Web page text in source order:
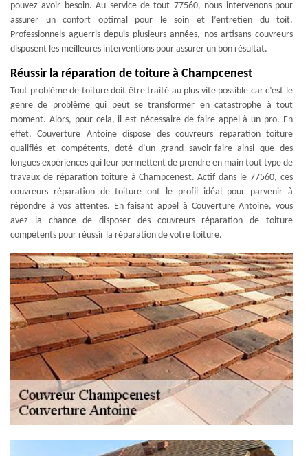
pouvez avoir besoin. Au service de tout 77560, nous intervenons pour
assurer un confort optimal pour le soin et l’entretien du toit.
Professionnels aguerris depuis plusieurs années, nos artisans couvreurs
disposent les meilleures interventions pour assurer un bon résultat.
Réussir la réparation de toiture à Champcenest
Tout problème de toiture doit être traité au plus vite possible car c’est le
genre de problème qui peut se transformer en catastrophe à tout
moment. Alors, pour cela, il est nécessaire de faire appel à un pro. En
effet, Couverture Antoine dispose des couvreurs réparation toiture
qualifiés et compétents, doté d’un grand savoir-faire ainsi que des
longues expériences qui leur permettent de prendre en main tout type de
travaux de réparation toiture à Champcenest. Actif dans le 77560, ces
couvreurs réparation de toiture ont le profil idéal pour parvenir à
répondre à vos attentes. En faisant appel à Couverture Antoine, vous
avez la chance de disposer des couvreurs réparation de toiture
compétents pour réussir la réparation de votre toiture.